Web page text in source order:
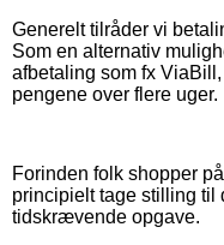
Generelt tilråder vi
Som en alternativ
afbetaling som fx
pengene over flere uger.
Forinden folk shopper
principielt tage stilling til
tidskrævende opgave.